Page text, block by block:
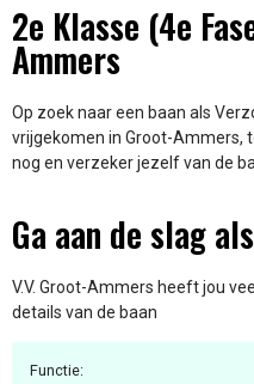
2e Klasse (4e
Ammers
Op zoek naar een baan als
vrijgekomen in Groot-Ammers,
nog en verzeker jezelf van de
Ga aan de slag
V.V. Groot-Ammers heeft jou
details van de baan
Functie: